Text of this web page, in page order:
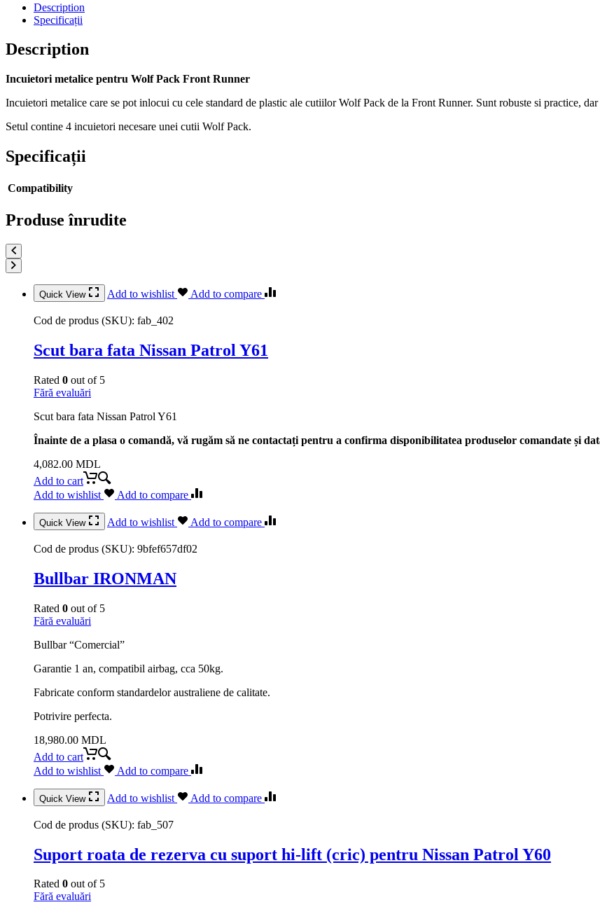
Description
Specificații
Description
Incuietori metalice pentru Wolf Pack Front Runner
Incuietori metalice care se pot inlocui cu cele standard de plastic ale cutiilor Wolf Pack de la Front Runner. Sunt robuste si practice,
Setul contine 4 incuietori necesare unei cutii Wolf Pack.
Specificații
Compatibility
Produse înrudite
Quick View Add to wishlist Add to compare
Cod de produs (SKU): fab_402
Scut bara fata Nissan Patrol Y61
Rated 0 out of 5
Fără evaluări
Scut bara fata Nissan Patrol Y61
Înainte de a plasa o comandă, vă rugăm să ne contactați pentru a confirma disponibilitatea produselor comandate și
4,082.00 MDL
Add to cart
Add to wishlist
Add to compare
Quick View Add to wishlist Add to compare
Cod de produs (SKU): 9bfef657df02
Bullbar IRONMAN
Rated 0 out of 5
Fără evaluări
Bullbar “Comercial”
Garantie 1 an, compatibil airbag, cca 50kg.
Fabricate conform standardelor australiene de calitate.
Potrivire perfecta.
18,980.00 MDL
Add to cart
Add to wishlist
Add to compare
Quick View Add to wishlist Add to compare
Cod de produs (SKU): fab_507
Suport roata de rezerva cu suport hi-lift (cric) pentru Nissan Patrol Y60
Rated 0 out of 5
Fără evaluări